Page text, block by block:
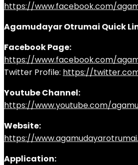
https://www.facebook.com/
Agamudayar Otrumai Quick
Facebook Page:
https://www.facebook.com/
Twitter Profile: https://
Youtube Channel:
https://www.youtube.com/
Website:
https://
Application: